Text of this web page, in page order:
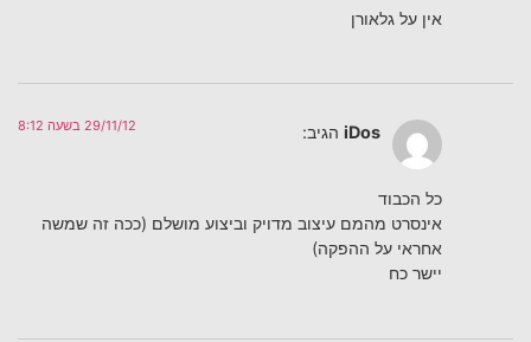
אין על גלאורן
iDos הגיב: 29/11/12 בשעה 8:12
כל הכבוד
אינסרט מהמם עיצוב מדויק וביצוע מושלם (ככה זה שמשה
אחראי על ההפקה)
יישר כח